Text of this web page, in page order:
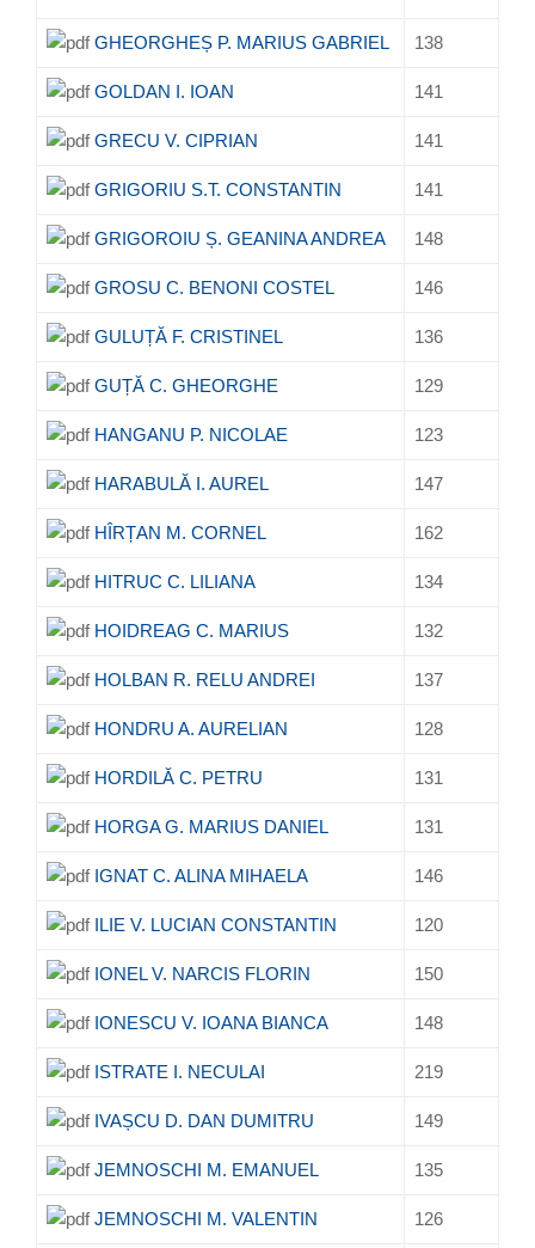
GHEORGHEȘ P. MARIUS GABRIEL 138
GOLDAN I. IOAN 141
GRECU V. CIPRIAN 141
GRIGORIU S.T. CONSTANTIN 141
GRIGOROIU Ș. GEANINA ANDREA 148
GROSU C. BENONI COSTEL 146
GULUȚĂ F. CRISTINEL 136
GUȚĂ C. GHEORGHE 129
HANGANU P. NICOLAE 123
HARABULĂ I. AUREL 147
HÎRȚAN M. CORNEL 162
HITRUC C. LILIANA 134
HOIDREAG C. MARIUS 132
HOLBAN R. RELU ANDREI 137
HONDRU A. AURELIAN 128
HORDILĂ C. PETRU 131
HORGA G. MARIUS DANIEL 131
IGNAT C. ALINA MIHAELA 146
ILIE V. LUCIAN CONSTANTIN 120
IONEL V. NARCIS FLORIN 150
IONESCU V. IOANA BIANCA 148
ISTRATE I. NECULAI 219
IVAȘCU D. DAN DUMITRU 149
JEMNOSCHI M. EMANUEL 135
JEMNOSCHI M. VALENTIN 126